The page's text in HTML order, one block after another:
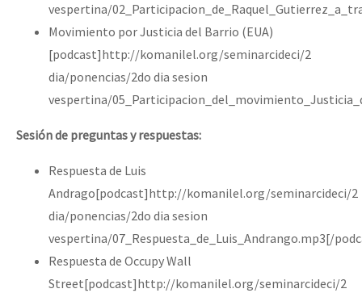
vespertina/
Movimiento por Justicia del Barrio (EUA)
[podcast]http://komanilel.org/seminarcideci/2
dia/ponencias/2do dia sesion
vespertina/
Sesión de preguntas y respuestas:
Respuesta de Luis
Andrago[podcast]http://komanilel.org/seminarcideci/2
dia/ponencias/2do dia sesion
vespertina/07_Respuesta_de_Luis_Andrango.mp3[/
Respuesta de Occupy Wall
Street[podcast]http://komanilel.org/seminarcideci/2